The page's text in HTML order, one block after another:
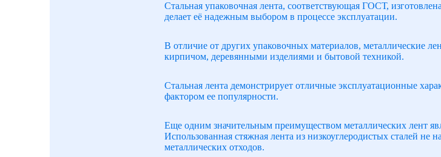
Стальная упаковочная лента, соответствующая ГОСТ,
делает её надежным выбором в процессе эксплуатации.
В отличие от других упаковочных материалов, металлические
кирпичом, деревянными изделиями и бытовой техникой.
Стальная лента демонстрирует отличные эксплуатационные
фактором ее популярности.
Еще одним значительным преимуществом металлических лент
Использованная стяжная лента из низкоуглеродистых сталей
металлических отходов.